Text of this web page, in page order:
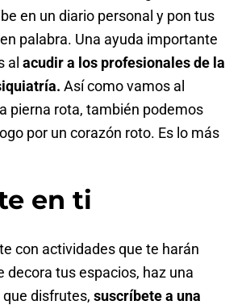
en un diario personal y pon tus
palabra. Una ayuda importante
al acudir a los profesionales de la
Así como vamos al
pierna rota, también podemos
por un corazón roto. Es lo más
en ti
con actividades que te harán
decora tus espacios, haz una
disfrutes, suscríbete a una